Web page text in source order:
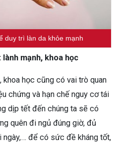
duy trì làn da khỏe mạnh
mạnh, khoa học
khoa học cũng có vai trò quan
chứng và hạn chế nguy cơ tái
dịp tết đến chúng ta sẽ có
quên đi ngủ đúng giờ, đủ
để có sức đề kháng tốt,